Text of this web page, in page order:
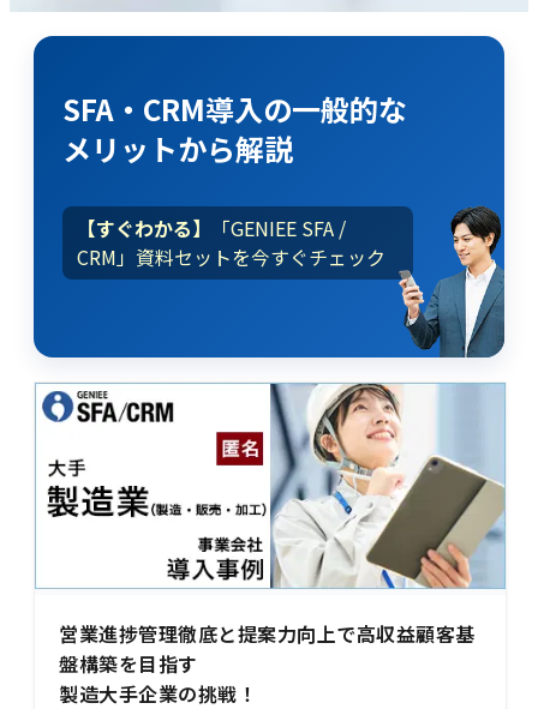
SFA・CRM導入の一般的な
メリットから解説
【すぐわかる】
「GENIEE SFA /
CRM」資料セットを今すぐチェック
営業進捗管理徹底と提案力向上で高収益顧客基
盤構築を目指す
製造大手企業の挑戦！